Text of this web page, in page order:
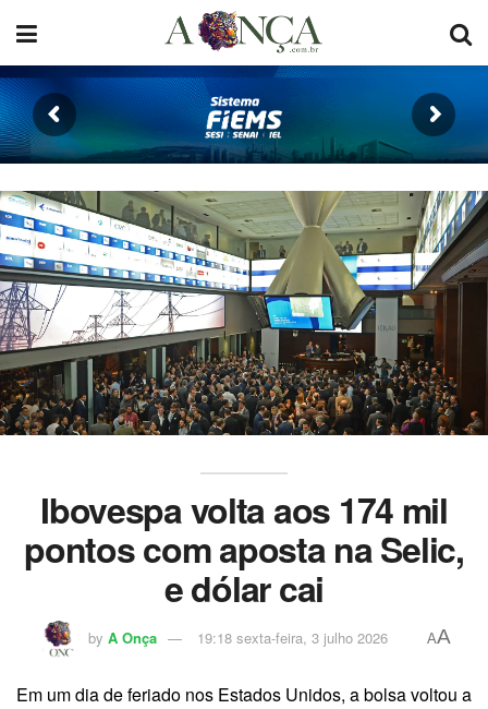
Ibovespa volta aos 174 mil
pontos com aposta na Selic,
e dólar cai
by A Onça 19:18 sexta-feira, 3 julho 2026 AA
Em um dia de feriado nos Estados Unidos, a bolsa voltou a